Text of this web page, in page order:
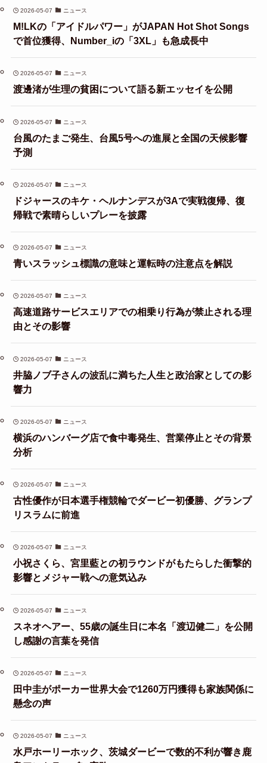
2026-05-07 ニュース
M!LKの「アイドルパワー」がJAPAN Hot Shot Songs
で首位獲得、Number_iの「3XL」も急成長中
2026-05-07 ニュース
渡邊渚が生理の貧困について語る新エッセイを公開
2026-05-07 ニュース
台風のたまご発生、台風5号への進展と全国の天候影響
予測
2026-05-07 ニュース
ドジャースのキケ・ヘルナンデスが3Aで実戦復帰、復
帰戦で素晴らしいプレーを披露
2026-05-07 ニュース
青いスラッシュ標識の意味と運転時の注意点を解説
2026-05-07 ニュース
高速道路サービスエリアでの相乗り行為が禁止される理
由とその影響
2026-05-07 ニュース
井脇ノブ子さんの波乱に満ちた人生と政治家としての影
響力
2026-05-07 ニュース
横浜のハンバーグ店で食中毒発生、営業停止とその背景
分析
2026-05-07 ニュース
古性優作が日本選手権競輪でダービー初優勝、グランプ
リスラムに前進
2026-05-07 ニュース
小祝さくら、宮里藍との初ラウンドがもたらした衝撃的
影響とメジャー戦への意気込み
2026-05-07 ニュース
スネオヘアー、55歳の誕生日に本名「渡辺健二」を公開
し感謝の言葉を発信
2026-05-07 ニュース
田中圭がポーカー世界大会で1260万円獲得も家族関係に
懸念の声
2026-05-07 ニュース
水戸ホーリーホック、茨城ダービーで数的不利が響き鹿